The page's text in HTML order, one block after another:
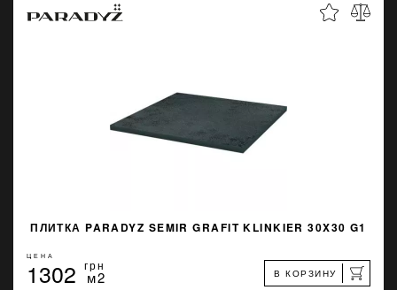
ПЛИТКА PARADYZ SEMIR GRAFIT KLINKIER 30X30 G1
ЦЕНА
1302 грн
м2 В КОРЗИНУ